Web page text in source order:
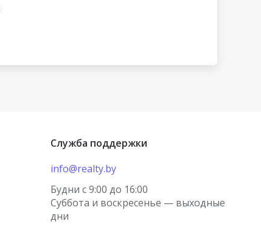
Служба поддержки
info@realty.by
Будни с 9:00 до 16:00
Суббота и воскресенье — выходные
дни